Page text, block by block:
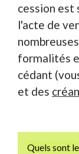
cession est
l'acte de
nombreuses
formalités
cédant
et des
Quels sont